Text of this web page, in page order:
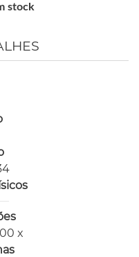
stock
x